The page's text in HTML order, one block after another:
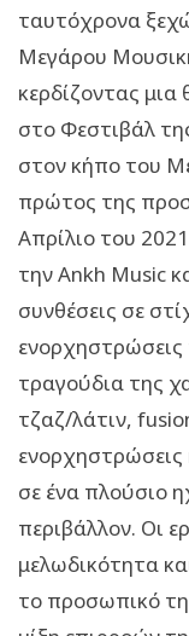
ταυτόχρονα
Μεγάρου
κερδίζοντας
στο Φεστιβάλ
στον κήπο του
πρώτος της
Απρίλιο του
τηνAnkh Music
συνθέσεις σε
τραγούδια της
τζαζ/λάτιν,
ενορχηστρώσεις
σε ένα πλούσιο
περιβάλλον. Οι
μελωδικότητα
το προσωπικό